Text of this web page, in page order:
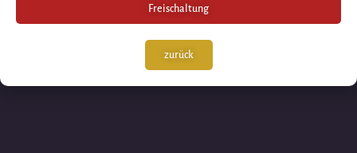
Freischaltung
zurück